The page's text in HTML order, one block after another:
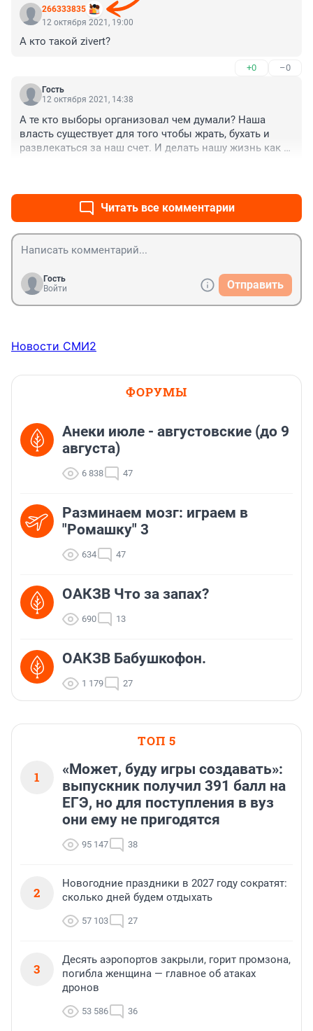
266333835
12 октября 2021, 19:00
А кто такой zivert?
+0 –0
Гость
12 октября 2021, 14:38
А те кто выборы организовал чем думали? Наша
власть существует для того чтобы жрать, бухать и
развлекаться за наш счет. И делать нашу жизнь как
десятки тысяч людей без работы оставили. А сами в
Вип - терминал в аэропорту и на Мальдивы с бокалом
дон периньон.
Только они забывают, что и они смертные и гореть
Читать все комментарии
Гость
Войти
Отправить
Новости СМИ2
ФОРУМЫ
Анеки июле - августовские (до 9
августа)
6 838 47
Разминаем мозг: играем в
"Ромашку" 3
634 47
ОАКЗВ Что за запах?
690 13
ОАКЗВ Бабушкофон.
1 179 27
ТОП 5
1
«Может, буду игры создавать»:
выпускник получил 391 балл на
ЕГЭ, но для поступления в вуз
они ему не пригодятся
95 147 38
2
Новогодние праздники в 2027 году сократят:
сколько дней будем отдыхать
57 103 27
3
Десять аэропортов закрыли, горит промзона,
погибла женщина — главное об атаках
дронов
53 586 36